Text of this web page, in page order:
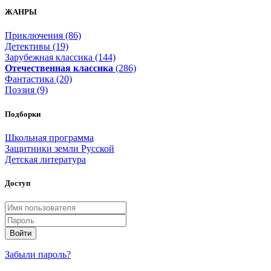
ЖАНРЫ
Приключения (86)
Детективы (19)
Зарубежная классика (144)
Отечественная классика (286)
Фантастика (20)
Поэзия (9)
Подборки
Школьная программа
Защитники земли Русской
Детская литература
Доступ
Войти
Забыли пароль?